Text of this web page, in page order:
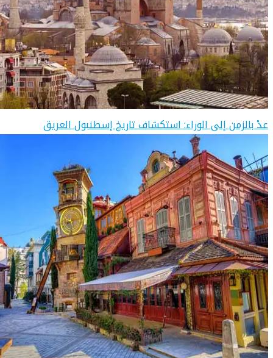
عدْ بالزمن إلى الوراء: استكشاف تاريخ إسطنبول العريق